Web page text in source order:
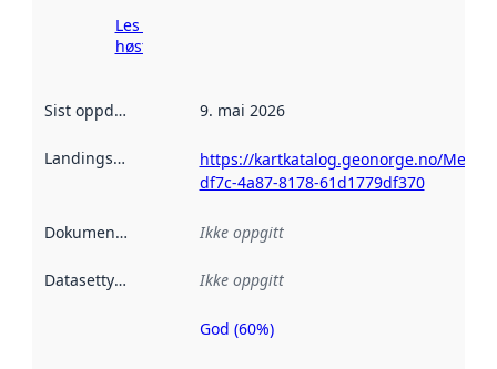
Les mer om
høsting her
Sist oppdatert 9. mai 2026
Landingsside
https://kartkatalog.geonorge.no/
df7c-4a87-8178-61d1779df370
Dokumentasjon Ikke oppgitt
Datasettype Ikke oppgitt
Metadatakvalitet
God (60%)